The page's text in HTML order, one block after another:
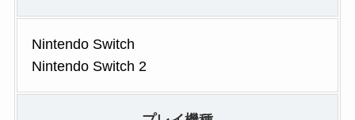
Nintendo Switch
Nintendo Switch 2